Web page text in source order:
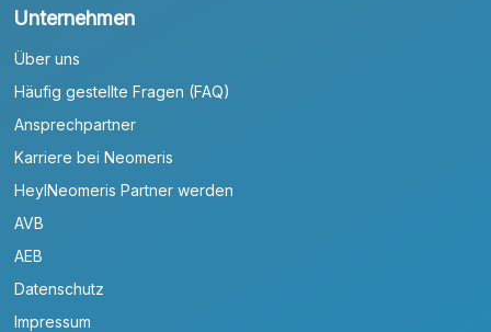
Unternehmen
Über uns
Häufig gestellte Fragen (FAQ)
Ansprechpartner
Karriere bei Neomeris
HeylNeomeris Partner werden
AVB
AEB
Datenschutz
Impressum